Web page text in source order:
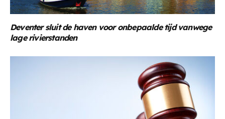
Deventer sluit de haven voor onbepaalde tijd vanwege
lage rivierstanden